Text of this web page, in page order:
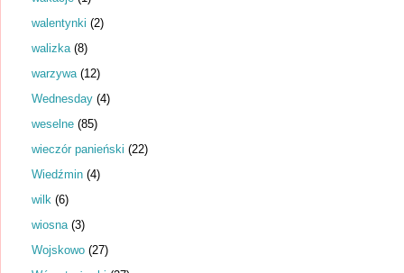
walentynki (2)
walizka (8)
warzywa (12)
Wednesday (4)
weselne (85)
wieczór panieński (22)
Wiedźmin (4)
wilk (6)
wiosna (3)
Wojskowo (27)